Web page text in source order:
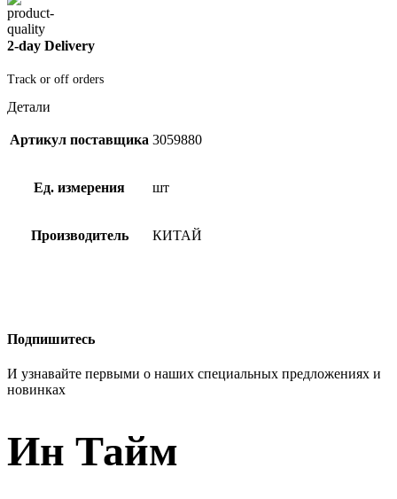
2-day Delivery
Track or off orders
Детали
Артикул поставщика 3059880
Ед. измерения шт
Производитель КИТАЙ
Подпишитесь
И узнавайте первыми о наших специальных предложениях и
новинках
Ин Тайм